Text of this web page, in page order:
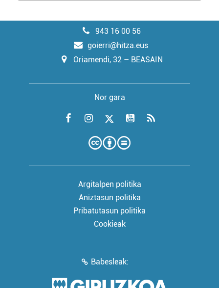
943 16 00 56
goierri@hitza.eus
Oriamendi, 32 – BEASAIN
Nor gara
Argitalpen politika
Aniztasun politika
Pribatutasun politika
Cookieak
Babesleak: